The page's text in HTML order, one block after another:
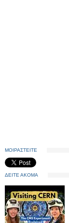
ΜΟΙΡΑΣΤΕΙΤΕ
ΔΕΙΤΕ ΑΚΟΜΑ